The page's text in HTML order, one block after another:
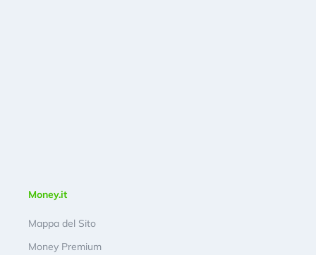
Money.it
Mappa del Sito
Money Premium